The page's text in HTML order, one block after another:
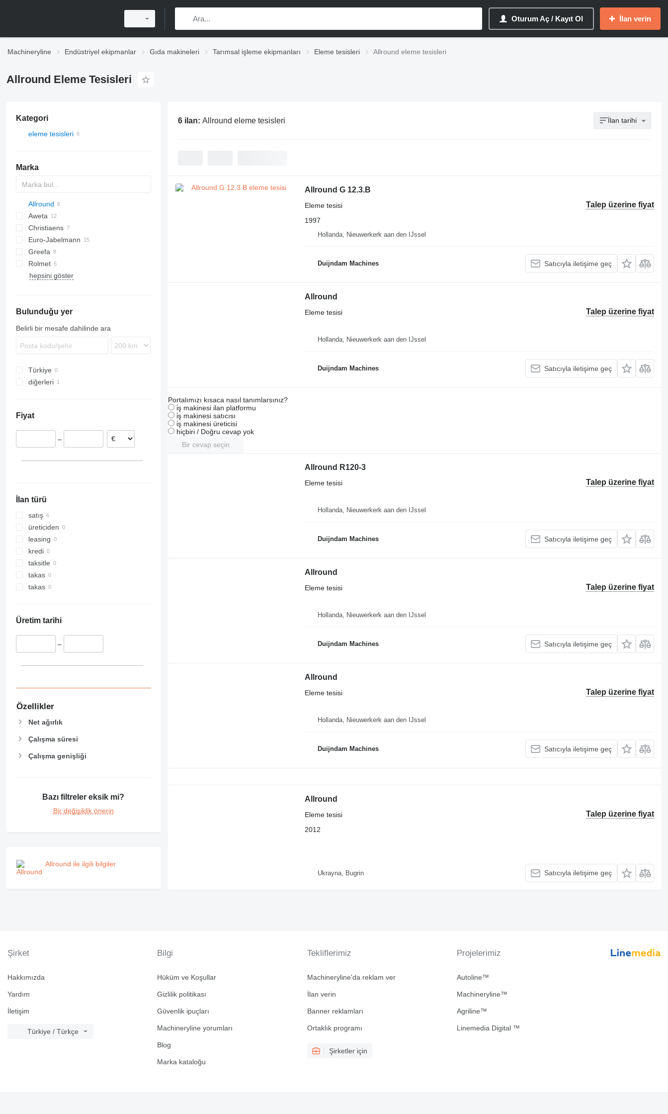
Oturum Aç / Kayıt Ol İlan verin
Machineryline Endüstriyel ekipmanlar Gıda makineleri Tarımsal işleme ekipmanları Eleme tesisleri Allround eleme tesisleri
Allround Eleme Tesisleri
Kategori
eleme tesisleri
Marka
Allround
Aweta
E-series
G-series
KG
Christiaens
Euro-Jabelmann
Greefa
RH
Rolmet
hepsini göster
Bulunduğu yer
Belirli bir mesafe dahilinde ara
Türkiye
diğerleri
Fiyat
–
İlan türü
satış
üreticiden
leasing
kredi
taksitle
takas
takas
Üretim tarihi
–
Özellikler
Net ağırlık
Çalışma süresi
Çalışma genişliği
Bazı filtreler eksik mi?
Bir değişiklik önerin
Allround ile ilgili bilgiler
6 ilan: Allround eleme tesisleri İlan tarihi
Allround G 12.3.B
Talep üzerine fiyat
Eleme tesisi
1997
Hollanda, Nieuwerkerk aan den IJssel
Duijndam Machines Satıcıyla iletişime geç
Allround
Talep üzerine fiyat
Eleme tesisi
Hollanda, Nieuwerkerk aan den IJssel
Duijndam Machines Satıcıyla iletişime geç
Portalımızı kısaca nasıl tanımlarsınız?
i̇ş makinesi ilan platformu
i̇ş makinesi satıcısı
i̇ş makinesi üreticisi
hiçbiri / Doğru cevap yok
Bir cevap seçin
Allround R120-3
Talep üzerine fiyat
Eleme tesisi
Hollanda, Nieuwerkerk aan den IJssel
Duijndam Machines Satıcıyla iletişime geç
Allround
Talep üzerine fiyat
Eleme tesisi
Hollanda, Nieuwerkerk aan den IJssel
Duijndam Machines Satıcıyla iletişime geç
Allround
Talep üzerine fiyat
Eleme tesisi
Hollanda, Nieuwerkerk aan den IJssel
Duijndam Machines Satıcıyla iletişime geç
Allround
Talep üzerine fiyat
Eleme tesisi
2012
Ukrayna, Bugrin Satıcıyla iletişime geç
Şirket
Hakkımızda
Yardım
İletişim
Türkiye / Türkçe
Bilgi
Hüküm ve Koşullar
Gizlilik politikası
Güvenlik ipuçları
Machineryline yorumları
Blog
Marka kataloğu
Tekliflerimiz
Machineryline'da reklam ver
İlan verin
Banner reklamları
Ortaklık programı
Şirketler için
Projelerimiz
Autoline™
Machineryline™
Agriline™
Linemedia Digital ™